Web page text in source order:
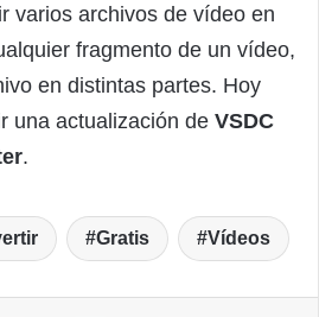
varios archivos de vídeo en
fragmento de un vídeo,
en distintas partes. Hoy
una actualización de VSDC
.
Gratis Vídeos